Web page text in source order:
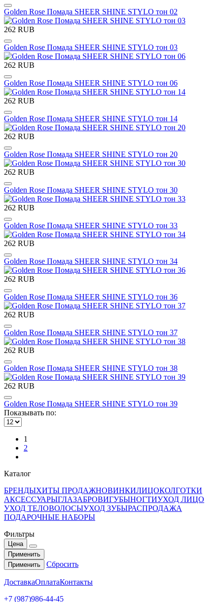
Golden Rose Помада SHEER SHINE STYLO тон 02
262 RUB
Golden Rose Помада SHEER SHINE STYLO тон 03
262 RUB
Golden Rose Помада SHEER SHINE STYLO тон 06
262 RUB
Golden Rose Помада SHEER SHINE STYLO тон 14
262 RUB
Golden Rose Помада SHEER SHINE STYLO тон 20
262 RUB
Golden Rose Помада SHEER SHINE STYLO тон 30
262 RUB
Golden Rose Помада SHEER SHINE STYLO тон 33
262 RUB
Golden Rose Помада SHEER SHINE STYLO тон 34
262 RUB
Golden Rose Помада SHEER SHINE STYLO тон 36
262 RUB
Golden Rose Помада SHEER SHINE STYLO тон 37
262 RUB
Golden Rose Помада SHEER SHINE STYLO тон 38
262 RUB
Golden Rose Помада SHEER SHINE STYLO тон 39
Показывать по:
1
2
Каталог
БРЕНДЫХИТЫ ПРОДАЖНОВИНКИЛИЦОКОЛГОТКИ
АКСЕССУАРЫГЛАЗАБРОВИГУБЫНОГТИУХОД ЛИЦО
УХОД ТЕЛОВОЛОСЫУХОД ЗУБЫРАСПРОДАЖА
ПОДАРОЧНЫЕ НАБОРЫ
Фильтры
Цена
Применить
Применить
Сбросить
ДоставкаОплатаКонтакты
+7 (987)986-44-45